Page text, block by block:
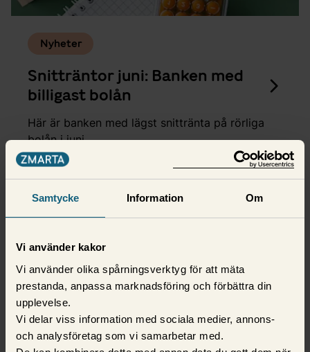
Samtycke Information Om
Vi använder kakor
Vi använder olika spårningsverktyg för att mäta
prestanda, anpassa marknadsföring och förbättra din
upplevelse.
Vi delar viss information med sociala medier, annons-
och analysföretag som vi samarbetar med.
Nyheter
Snitträntor juni: Banken med
billigast bolån
Här är banken med lägst snittränta på rörliga
bolån i juni.
7 juli 2026,